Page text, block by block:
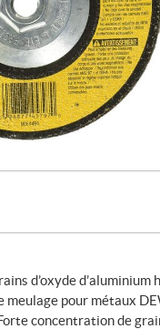
d’oxyde
meulage pour métaux
concentration de